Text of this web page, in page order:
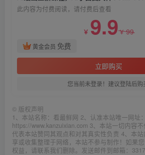
此内容为付费阅读，请付费后查看
￥ 9.9￥99
黄金会员 免费
立即购买
您当前未登录！建议登陆后
© 版权声明
1、本站名称：看最鲜网 2、认准本站唯一网址：
https://www.kanzuixian.com 3、本站一切内容
代表本站赞同其观点和对其真实性负责 4、本
享或收集整理于网络，本站不参与制作！如果
权益，请联系我们删除。发送邮件到邮箱：